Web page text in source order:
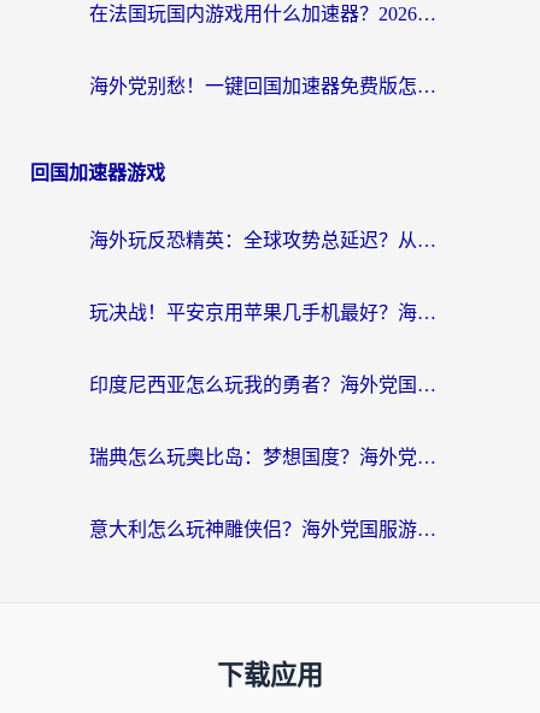
在法国玩国内游戏用什么加速器？2026实测解决延迟卡顿的实用指南
海外党别愁！一键回国加速器免费版怎么选？从踩坑到流畅访问的全攻略
回国加速器游戏
海外玩反恐精英：全球攻势总延迟？从瑞典玩神武4到外国玩黎明觉醒，选对加速器才是关键！
玩决战！平安京用苹果几手机最好？海外党必看的设备+加速器双攻略
印度尼西亚怎么玩我的勇者？海外党国服游戏加速避坑指南（附实况五行师解决方案）
瑞典怎么玩奥比岛：梦想国度？海外党亲测有效的国服游戏加速全攻略
意大利怎么玩神雕侠侣？海外党国服游戏加速终极指南（附欧洲玩王者王国保卫战4不卡技巧）
下载应用